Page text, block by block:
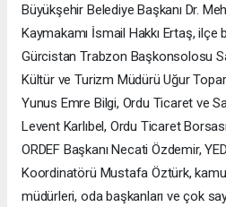
Büyükşehir Belediye Başkanı Dr.
Kaymakamı İsmail Hakkı Ertaş, ilçe
Gürcistan Trabzon Başkonsolosu
Kültür ve Turizm Müdürü Uğur
Yunus Emre Bilgi, Ordu Ticaret ve
Levent Karlıbel, Ordu Ticaret
ORDEF Başkanı Necati Özdemir,
Koordinatörü Mustafa Öztürk,
müdürleri, oda başkanları ve çok